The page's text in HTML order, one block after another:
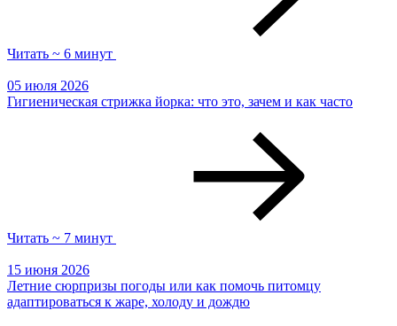
Читать ~ 6 минут
05 июля 2026
Гигиеническая стрижка йорка: что это, зачем и как часто
Читать ~ 7 минут
15 июня 2026
Летние сюрпризы погоды или как помочь питомцу
адаптироваться к жаре, холоду и дождю